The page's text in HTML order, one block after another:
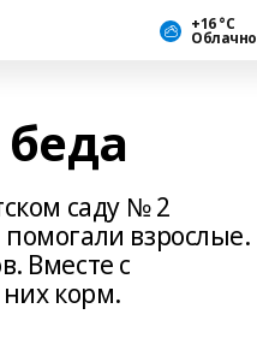
+16 °С
Облачно
саду № 2
взрослые.
Вместе с
корм.